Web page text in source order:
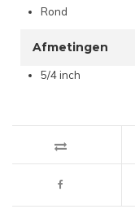
Rond
Afmetingen
5/4 inch